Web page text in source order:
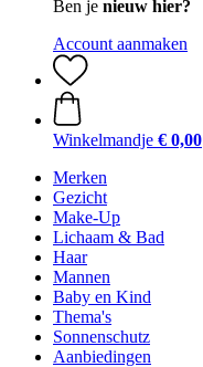
Ben je nieuw hier?
Account aanmaken
Winkelmandje € 0,00
Merken
Gezicht
Make-Up
Lichaam & Bad
Haar
Mannen
Baby en Kind
Thema's
Sonnenschutz
Aanbiedingen